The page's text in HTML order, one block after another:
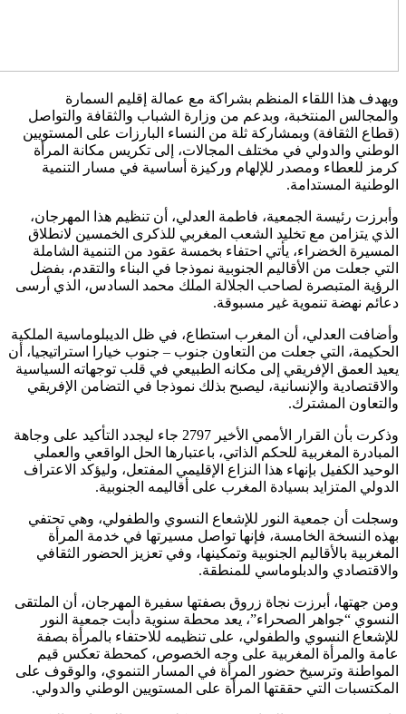
هذا اللقاء المنظم بشراكة مع عمالة إقليم السمارة
المنتخبة، وبدعم من وزارة الشباب والثقافة والتواصل
الثقافة) وبمشاركة ثلة من النساء البارزات على المستويين
والدولي في مختلف المجالات، إلى تكريس مكانة المرأة
للعطاء ومصدر للإلهام وركيزة أساسية في مسار التنمية
المستدامة.
رئيسة الجمعية، فاطمة العدلي، أن تنظيم هذا المهرجان،
يتزامن مع تخليد الشعب المغربي للذكرى الخمسين لانطلاق
الخضراء، يأتي احتفاء بخمسة عقود من التنمية الشاملة
جعلت من الأقاليم الجنوبية نموذجا في البناء والتقدم، بفضل
المتبصرة لصاحب الجلالة الملك محمد السادس، الذي أرسى
نهضة تنموية غير مسبوقة.
العدلي، أن المغرب استطاع، في ظل الديبلوماسية الملكية
التي جعلت من التعاون جنوب – جنوب خيارا استراتيجيا، أن
العمق الإفريقي إلى مكانه الطبيعي في قلب توجهاته السياسية
والإنسانية، ليصبح بذلك نموذجا في التضامن الإفريقي
المشترك.
وذكرت بأن القرار الأممي الأخير 2797 جاء ليجدد التأكيد على وجاهة
المغربية للحكم الذاتي، باعتبارها الحل الواقعي والعملي
الكفيل بإنهاء هذا النزاع الإقليمي المفتعل، وليؤكد الاعتراف
المتزايد بسيادة المغرب على أقاليمه الجنوبية.
أن جمعية النور للإشعاع النسوي والطفولي، وهي تحتفي
النسخة الخامسة، فإنها تواصل مسيرتها في خدمة المرأة
بالأقاليم الجنوبية وتمكينها، وفي تعزيز الحضور الثقافي
والدبلوماسي للمنطقة.
جهتها، أبرزت نجاة زروق بصفتها سفيرة المهرجان، أن الملتقى
“جواهر الصحراء”، يعد محطة سنوية دأبت جمعية النور
النسوي والطفولي، على تنظيمه للاحتفاء بالمرأة بصفة
والمرأة المغربية على وجه الخصوص، كمحطة تعكس قيم
وترسيخ حضور المرأة في المسار التنموي، والوقوف على
التي حققتها المرأة على المستويين الوطني والدولي.